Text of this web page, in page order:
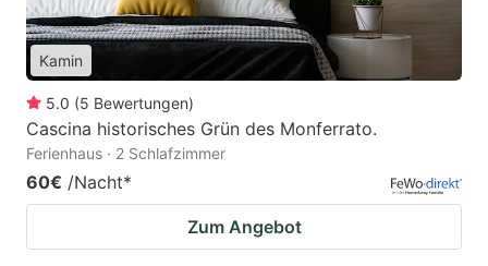
Kamin
5.0 (5 Bewertungen)
Cascina historisches Grün des Monferrato.
Ferienhaus · 2 Schlafzimmer
60€ /Nacht*
Zum Angebot